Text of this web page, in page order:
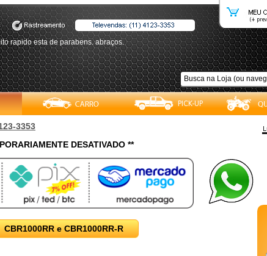
rapido esta de parabens. abraços.
3353
DESATIVADO **
CBR1000RR e CBR1000RR-R